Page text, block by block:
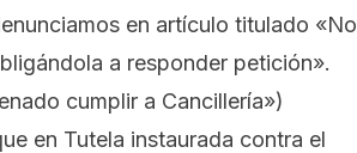
en artículo titulado «No
a responder petición».
cumplir a Cancillería»)
en Tutela instaurada contra el